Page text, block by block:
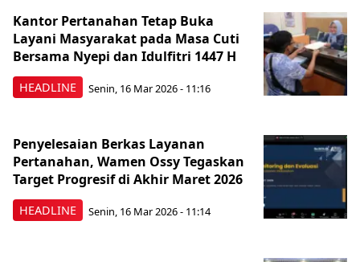
HEADLINE
Kantor Pertanahan Tetap Buka
Layani Masyarakat pada Masa Cuti
Bersama Nyepi dan Idulfitri 1447 H
Senin, 16 Mar 2026 - 11:16
HEADLINE
Penyelesaian Berkas Layanan
Pertanahan, Wamen Ossy Tegaskan
Target Progresif di Akhir Maret 2026
Senin, 16 Mar 2026 - 11:14